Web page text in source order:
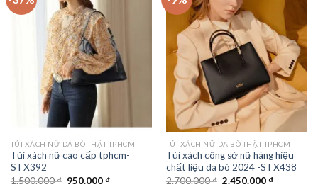
TÚI XÁCH NỮ DA BÒ THẬT TPHCM
Túi xách nữ cao cấp tphcm-
STX392
1.500.000₫ Giá
950.000₫Giá
wishlist
TÚI XÁCH NỮ DA BÒ THẬT TPHCM
Túi xách công sở nữ hàng hiệu
chất liệu da bò 2024 -STX438
2.700.000₫ Giá
2.450.000₫Giá